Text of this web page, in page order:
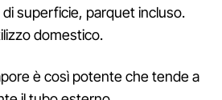
di superficie, parquet incluso.
domestico.
è così potente che tende a